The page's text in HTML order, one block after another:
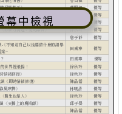
幕中檢視